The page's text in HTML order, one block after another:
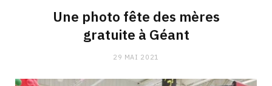
Une photo fête des mères
gratuite à Géant
29 MAI 2021